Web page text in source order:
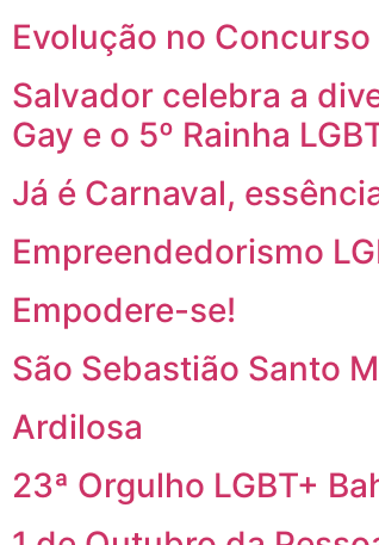
Evolução no
Salvador celebra a
Gay e o 5º Rainha
Já é Carnaval,
Empreendedorismo
Empodere-se!
São Sebastião Santo
Ardilosa
23ª Orgulho LGBT+